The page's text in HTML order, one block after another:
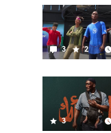
3 2
3